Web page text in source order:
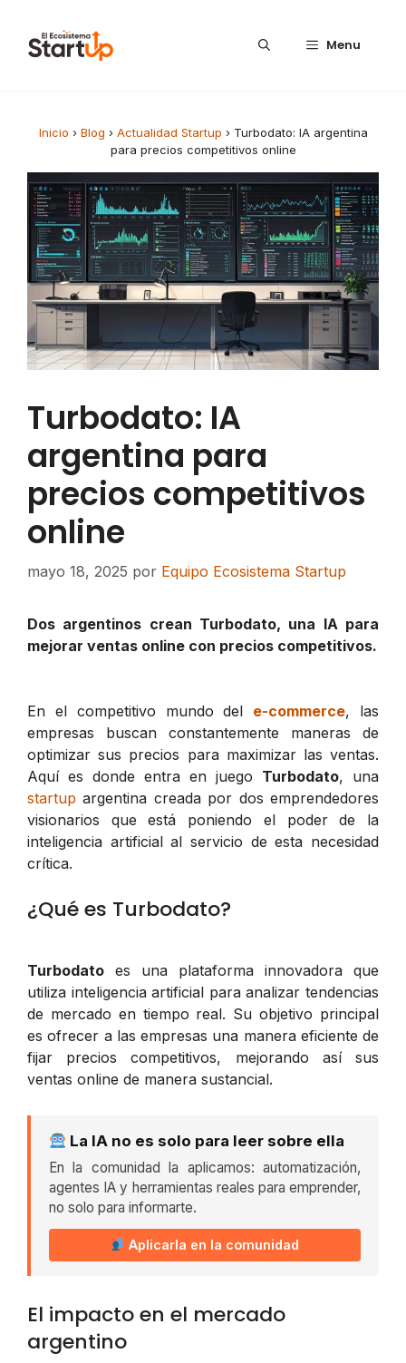
Menu
Inicio › Blog › Actualidad Startup › Turbodato: IA argentina
para precios competitivos online
Turbodato: IA
argentina para
precios competitivos
online
mayo 18, 2025 por Equipo Ecosistema Startup
Dos argentinos crean Turbodato, una IA para
mejorar ventas online con precios competitivos.
En el competitivo mundo del e-commerce, las
empresas buscan constantemente maneras de
optimizar sus precios para maximizar las ventas.
Aquí es donde entra en juego Turbodato, una
startup argentina creada por dos emprendedores
visionarios que está poniendo el poder de la
inteligencia artificial al servicio de esta necesidad
crítica.
¿Qué es Turbodato?
Turbodato es una plataforma innovadora que
utiliza inteligencia artificial para analizar tendencias
de mercado en tiempo real. Su objetivo principal
es ofrecer a las empresas una manera eficiente de
fijar precios competitivos, mejorando así sus
ventas online de manera sustancial.
La IA no es solo para leer sobre ella
En la comunidad la aplicamos: automatización,
agentes IA y herramientas reales para emprender,
no solo para informarte.
Aplicarla en la comunidad
El impacto en el mercado
argentino